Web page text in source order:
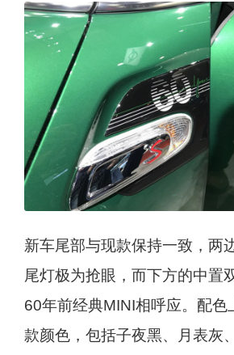
新车尾部与现款保持一致，两
尾灯极为抢眼，而下方的中置
60年前经典MINI相呼应。配色
款颜色，包括子夜黑、月表灰